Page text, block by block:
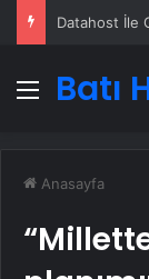
Datahost İle
Menü
Batı
Anasayfa